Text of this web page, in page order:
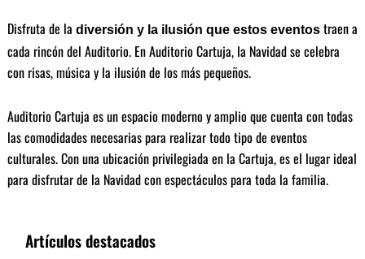
Disfruta de la diversión y la ilusión que estos eventostraen a
cada rincón del Auditorio. En Auditorio Cartuja, la Navidad se celebra
con risas, música y la ilusión de los más pequeños.
Auditorio Cartuja es un espacio moderno y amplio que cuenta con todas
las comodidades necesarias para realizar todo tipo de eventos
culturales. Con una ubicación privilegiada en la Cartuja, es el lugar ideal
para disfrutar de la Navidad con espectáculos para toda la familia.
Artículos destacados